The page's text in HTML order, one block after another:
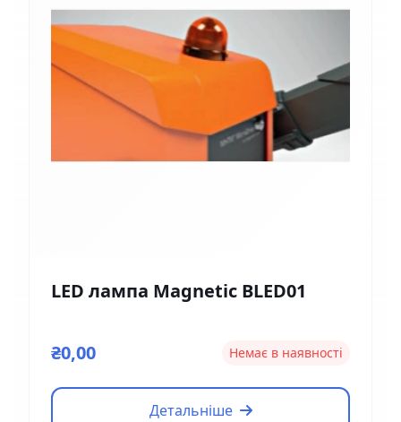
LED лампа Magnetic BLED01
₴0,00 Немає в наявності
Детальніше